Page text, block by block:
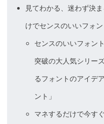
見てわかる、迷わず決
けでセンスのいいフォン
センスのいいフォン
突破の大人気シリー
るフォントのアイデ
ント」
マネするだけで今す